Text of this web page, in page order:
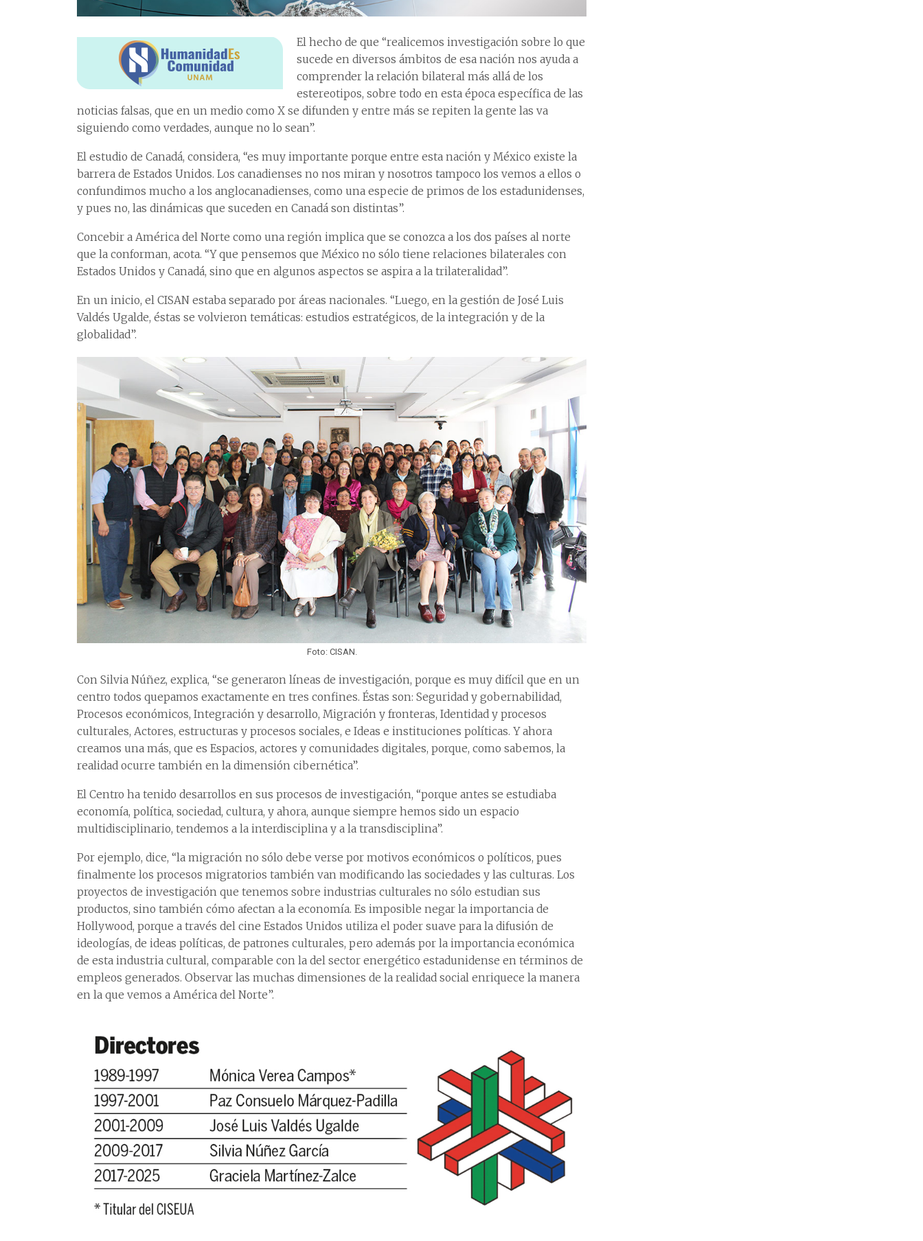
El hecho de que “realicemos investigación sobre lo que
sucede en diversos ámbitos de esa nación nos ayuda a
comprender la relación bilateral más allá de los
estereotipos, sobre todo en esta época específica de las
noticias falsas, que en un medio como X se difunden y entre más se repiten la gente las va
siguiendo como verdades, aunque no lo sean”.
El estudio de Canadá, considera, “es muy importante porque entre esta nación y México existe la
barrera de Estados Unidos. Los canadienses no nos miran y nosotros tampoco los vemos a ellos o
confundimos mucho a los anglocanadienses, como una especie de primos de los estadunidenses,
y pues no, las dinámicas que suceden en Canadá son distintas”.
Concebir a América del Norte como una región implica que se conozca a los dos países al norte
que la conforman, acota. “Y que pensemos que México no sólo tiene relaciones bilaterales con
Estados Unidos y Canadá, sino que en algunos aspectos se aspira a la trilateralidad”.
En un inicio, el CISAN estaba separado por áreas nacionales. “Luego, en la gestión de José Luis
Valdés Ugalde, éstas se volvieron temáticas: estudios estratégicos, de la integración y de la
globalidad”.
Foto: CISAN.
Con Silvia Núñez, explica, “se generaron líneas de investigación, porque es muy difícil que en un
centro todos quepamos exactamente en tres confines. Éstas son: Seguridad y gobernabilidad,
Procesos económicos, Integración y desarrollo, Migración y fronteras, Identidad y procesos
culturales, Actores, estructuras y procesos sociales, e Ideas e instituciones políticas. Y ahora
creamos una más, que es Espacios, actores y comunidades digitales, porque, como sabemos, la
realidad ocurre también en la dimensión cibernética”.
El Centro ha tenido desarrollos en sus procesos de investigación, “porque antes se estudiaba
economía, política, sociedad, cultura, y ahora, aunque siempre hemos sido un espacio
multidisciplinario, tendemos a la interdisciplina y a la transdisciplina”.
Por ejemplo, dice, “la migración no sólo debe verse por motivos económicos o políticos, pues
finalmente los procesos migratorios también van modificando las sociedades y las culturas. Los
proyectos de investigación que tenemos sobre industrias culturales no sólo estudian sus
productos, sino también cómo afectan a la economía. Es imposible negar la importancia de
Hollywood, porque a través del cine Estados Unidos utiliza el poder suave para la difusión de
ideologías, de ideas políticas, de patrones culturales, pero además por la importancia económica
de esta industria cultural, comparable con la del sector energético estadunidense en términos de
empleos generados. Observar las muchas dimensiones de la realidad social enriquece la manera
en la que vemos a América del Norte”.